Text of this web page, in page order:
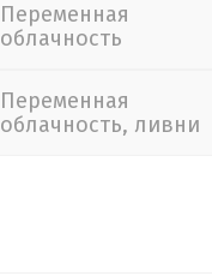
Переменная
облачность
Переменная
облачность, ливни